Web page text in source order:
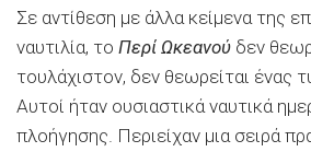
Σε αντίθεση με άλλα κείμενα της
ναυτιλία, το Περί Ωκεανού δεν
τουλάχιστον, δεν θεωρείται ένας
Αυτοί ήταν ουσιαστικά ναυτικά
πλοήγησης. Περιείχαν μια σειρά